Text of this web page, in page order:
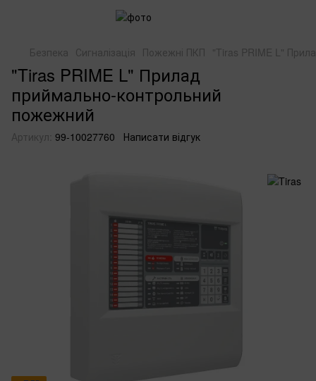
Безпека Сигналізація Пожежні ПКП "Tiras PRIME L"
"Tiras PRIME L" Прилад
приймально-контрольний
пожежний
Артикул: 99-10027760 Написати відгук